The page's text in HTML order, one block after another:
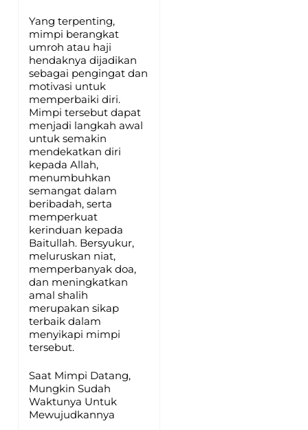
Yang terpenting,
mimpi berangkat
umroh atau haji
hendaknya dijadikan
sebagai pengingat dan
motivasi untuk
memperbaiki diri.
Mimpi tersebut dapat
menjadi langkah awal
untuk semakin
mendekatkan diri
kepada Allah,
menumbuhkan
semangat dalam
beribadah, serta
memperkuat
kerinduan kepada
Baitullah. Bersyukur,
meluruskan niat,
memperbanyak doa,
dan meningkatkan
amal shalih
merupakan sikap
terbaik dalam
menyikapi mimpi
tersebut.
Saat Mimpi Datang,
Mungkin Sudah
Waktunya Untuk
Mewujudkannya